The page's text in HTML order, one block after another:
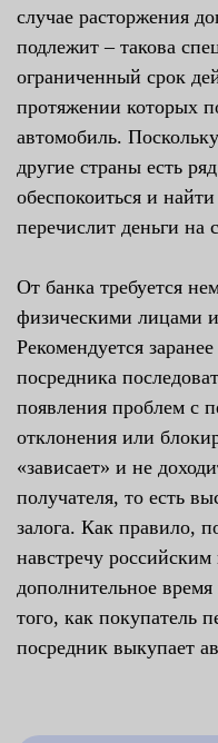
случае расторжения
подлежит – такова
ограниченный срок
протяжении которых
автомобиль.
другие страны есть
обеспокоиться и
перечислит деньги на
От банка требуется
физическими лицами
Рекомендуется
посредника
появления проблем с
отклонения или
«зависает» и не
получателя, то есть
залога. Как правило,
навстречу
дополнительное
того, как покупатель
посредник выкупает